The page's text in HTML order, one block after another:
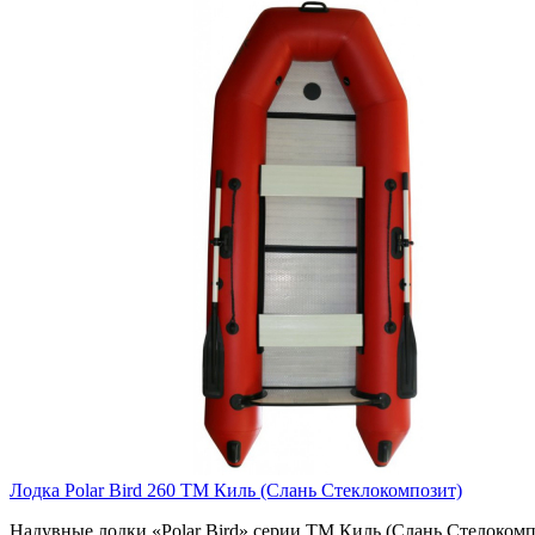
Лодка Polar Bird 260 ТМ Киль (Слань Стеклокомпозит)
Надувные лодки «Polar Bird» серии ТМ Киль (Слань